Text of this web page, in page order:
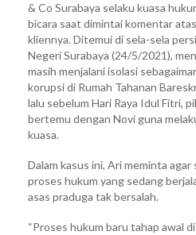
& Co Surabaya selaku kuasa
bicara saat dimintai komentar
kliennya. Ditemui di sela-sela
Negeri Surabaya (24/5/2021),
masih menjalani isolasi
korupsi di Rumah Tahanan
lalu sebelum Hari Raya Idul Fitri,
bertemu dengan Novi guna
kuasa.
Dalam kasus ini, Ari meminta
proses hukum yang sedang
asas praduga tak bersalah.
“Proses hukum baru tahap awal